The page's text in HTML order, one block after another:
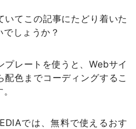
いてこの記事にたどり着いた
しょうか？
プレートを使うと、Webサイ
配色までコーディングするこ
では、無料で使えるおす